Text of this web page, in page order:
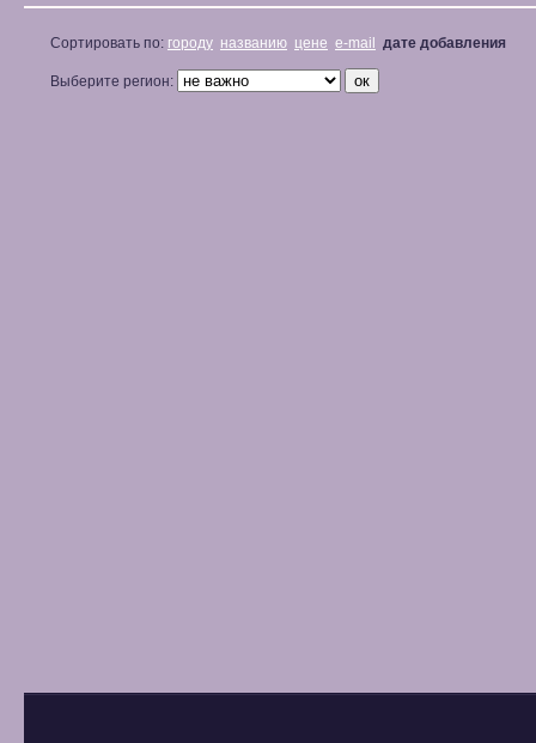
Сортировать по: городу названию цене e-mail дате добавления
Выберите регион: